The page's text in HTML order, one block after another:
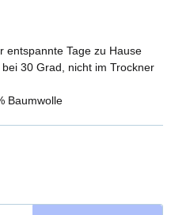
entspannte Tage zu Hause
30 Grad, nicht im Trockner
Baumwolle